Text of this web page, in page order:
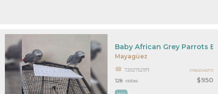
Mayagüez
$950
Baby African Grey Parrots
7202752971
128 vistas
PR62048273